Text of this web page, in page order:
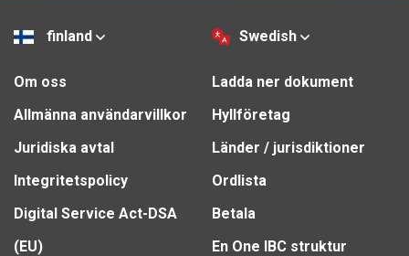
finland Swedish
Om oss
Allmänna användarvillkor
Juridiska avtal
Integritetspolicy
Digital Service Act-DSA
(EU)
Ladda ner dokument
Hyllföretag
Länder / jurisdiktioner
Ordlista
Betala
En One IBC struktur